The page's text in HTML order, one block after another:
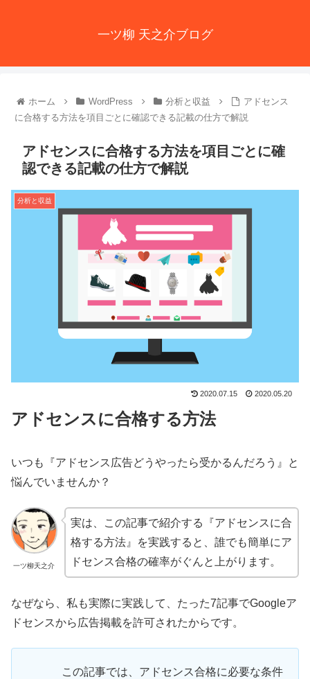
一ツ柳 天之介ブログ
ホーム WordPress 分析と収益
アドセンス
に合格する方法を項目ごとに確認できる記載の仕方で解説
アドセンスに合格する方法を項目ごとに確
認できる記載の仕方で解説
分析と収益
2020.07.15 2020.05.20
アドセンスに合格する方法
いつも『アドセンス広告どうやったら受かるんだろう』と
悩んでいませんか？
一ツ柳天之介
実は、この記事で紹介する『アドセンスに合
格する方法』を実践すると、誰でも簡単にア
ドセンス合格の確率がぐんと上がります。
なぜなら、私も実際に実践して、たった7記事でGoogleア
ドセンスから広告掲載を許可されたからです。
この記事では、アドセンス合格に必要な条件